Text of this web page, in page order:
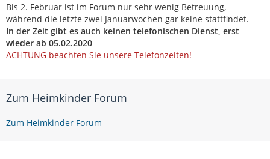
Bis 2. Februar ist im Forum nur sehr wenig Betreuung,
während die letzte zwei Januarwochen gar keine stattfindet.
In der Zeit gibt es auch keinen telefonischen Dienst, erst
wieder ab 05.02.2020
ACHTUNG beachten Sie unsere Telefonzeiten!
Zum Heimkinder Forum
Zum Heimkinder Forum